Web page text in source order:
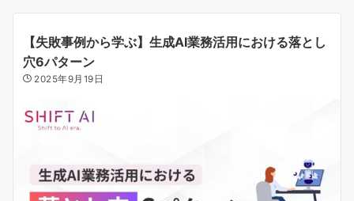
【失敗事例から学ぶ】生成AI業務活用における落とし
穴6パターン
2025年9月19日